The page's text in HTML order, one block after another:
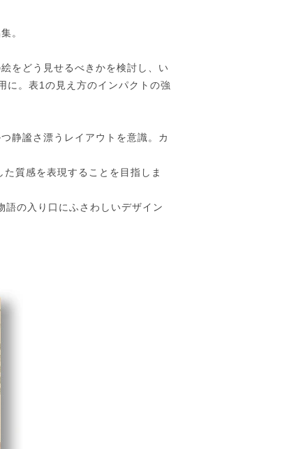
。
をどう見せるべきかを検討し、い
に。表1の見え方のインパクトの強
静謐さ漂うレイアウトを意識。カ
質感を表現することを目指しま
の入り口にふさわしいデザイン